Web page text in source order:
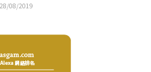
28/08/2019